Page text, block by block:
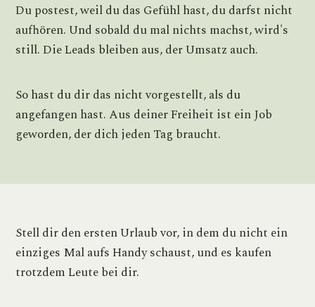
Du postest, weil du das Gefühl hast, du darfst nicht
aufhören. Und sobald du mal nichts machst, wird's
still. Die Leads bleiben aus, der Umsatz auch.
So hast du dir das nicht vorgestellt, als du
angefangen hast. Aus deiner Freiheit ist ein Job
geworden, der dich jeden Tag braucht.
Stell dir den ersten Urlaub vor, in dem du nicht ein
einziges Mal aufs Handy schaust, und es kaufen
trotzdem Leute bei dir.